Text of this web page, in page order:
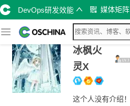
DevOps研发效能 媒体矩阵
冰枫火
灵X
这个人没有介绍！